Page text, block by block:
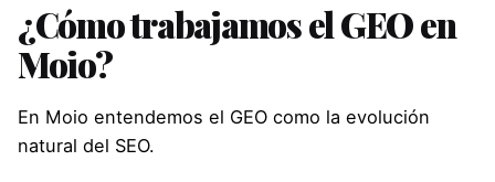
¿Cómo trabajamos el GEO en
Moio?
En Moio entendemos el GEO como la evolución
natural del SEO.